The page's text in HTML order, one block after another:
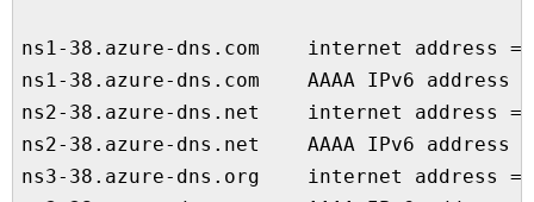
ns1-38.azure-dns.com    internet address =
ns1-38.azure-dns.com    AAAA IPv6 address
ns2-38.azure-dns.net    internet address =
ns2-38.azure-dns.net    AAAA IPv6 address
ns3-38.azure-dns.org    internet address =